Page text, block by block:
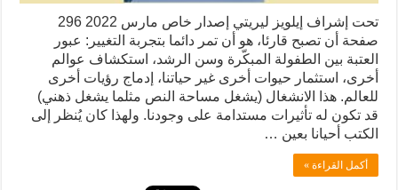
تحت إشراف إيلويز ليريتي إصدار خاص مارس 2022 296
صفحة أن تصبح قارئا، هو أن تمر دائما بتجربة التغيير: عبور
العتبة بين الطفولة المبكّرة وسن الرشد، استكشاف عوالم
أخرى، استثمار حيوات أخرى غير حياتنا، إدماج رؤيات أخرى
للعالم. هذا الانشغال (يشغل مساحة النص مثلما يشغل ذهني)
قد تكون له تأثيرات مستدامة على وجودنا. ولهذا كان يُنظر إلى
الكتب أحيانا بعين …
أكمل القراءة »